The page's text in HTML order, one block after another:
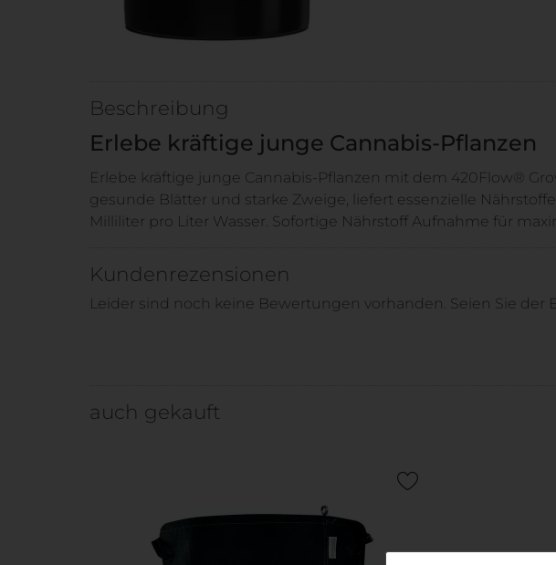
Beschreibung
Erlebe kräftige junge Cannabis-Pflanzen
Erlebe kräftige junge Cannabis-Pflanzen mit dem 420Flow®
gesunde Blätter und starke Zweige, liefert essenzielle
Milliliter pro Liter Wasser. Sofortige Nährstoff Aufnahme für
Kundenrezensionen
Leider sind noch keine Bewertungen vorhanden. Seien Sie der
auch gekauft